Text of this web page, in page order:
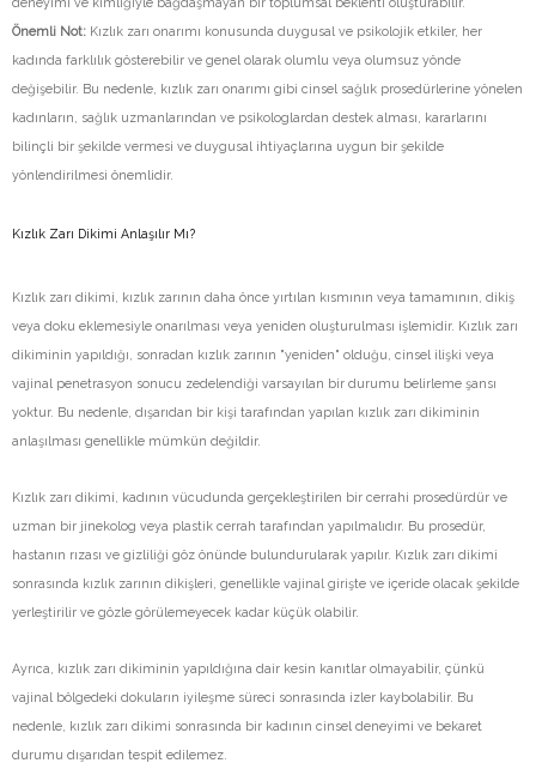
Önemli Not: Kızlık zarı onarımı konusunda duygusal ve psikolojik etkiler, her
kadında farklılık gösterebilir ve genel olarak olumlu veya olumsuz yönde
değişebilir. Bu nedenle, kızlık zarı onarımı gibi cinsel sağlık prosedürlerine yönelen
kadınların, sağlık uzmanlarından ve psikologlardan destek alması, kararlarını
bilinçli bir şekilde vermesi ve duygusal ihtiyaçlarına uygun bir şekilde
yönlendirilmesi önemlidir.
Kızlık Zarı Dikimi Anlaşılır Mı?
Kızlık zarı dikimi, kızlık zarının daha önce yırtılan kısmının veya tamamının, dikiş
veya doku eklemesiyle onarılması veya yeniden oluşturulması işlemidir. Kızlık zarı
dikiminin yapıldığı, sonradan kızlık zarının "yeniden" olduğu, cinsel ilişki veya
vajinal penetrasyon sonucu zedelendiği varsayılan bir durumu belirleme şansı
yoktur. Bu nedenle, dışarıdan bir kişi tarafından yapılan kızlık zarı dikiminin
anlaşılması genellikle mümkün değildir.
Kızlık zarı dikimi, kadının vücudunda gerçekleştirilen bir cerrahi prosedürdür ve
uzman bir jinekolog veya plastik cerrah tarafından yapılmalıdır. Bu prosedür,
hastanın rızası ve gizliliği göz önünde bulundurularak yapılır. Kızlık zarı dikimi
sonrasında kızlık zarının dikişleri, genellikle vajinal girişte ve içeride olacak şekilde
yerleştirilir ve gözle görülemeyecek kadar küçük olabilir.
Ayrıca, kızlık zarı dikiminin yapıldığına dair kesin kanıtlar olmayabilir, çünkü
vajinal bölgedeki dokuların iyileşme süreci sonrasında izler kaybolabilir. Bu
nedenle, kızlık zarı dikimi sonrasında bir kadının cinsel deneyimi ve bekaret
durumu dışarıdan tespit edilemez.